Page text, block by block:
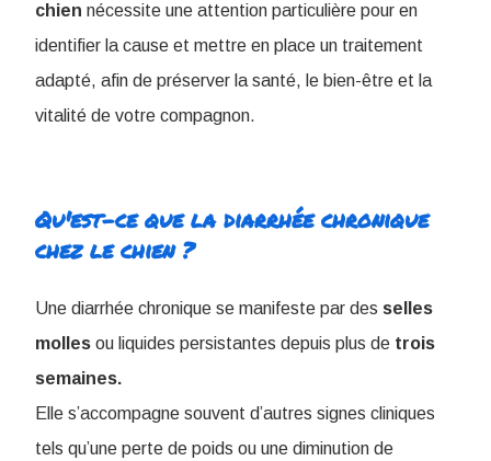
chien ​ nécessite une attention particulière pour en
identifier la cause et mettre en place un traitement
adapté, afin de préserver la santé, le bien-être et la
vitalité de votre compagnon.
Qu'est-ce que la diarrhée chronique
chez le chien​ ?
Une diarrhée chronique se manifeste par des selles
molles ou liquides persistantes depuis plus de trois
semaines.
Elle s’accompagne souvent d’autres signes cliniques
tels qu’une perte de poids ou une diminution de